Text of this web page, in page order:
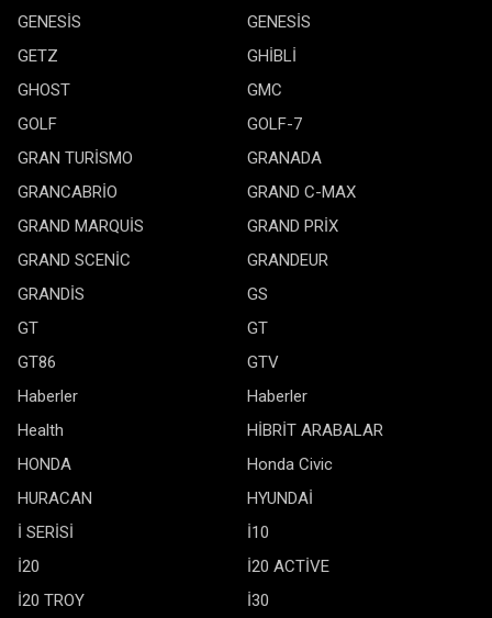
GENESİS
GENESİS
GETZ
GHİBLİ
GHOST
GMC
GOLF
GOLF-7
GRAN TURİSMO
GRANADA
GRANCABRİO
GRAND C-MAX
GRAND MARQUİS
GRAND PRİX
GRAND SCENİC
GRANDEUR
GRANDİS
GS
GT
GT
GT86
GTV
Haberler
Haberler
Health
HİBRİT ARABALAR
HONDA
Honda Civic
HURACAN
HYUNDAİ
İ SERİSİ
İ10
İ20
İ20 ACTİVE
İ20 TROY
İ30